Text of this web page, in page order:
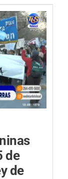
de
de